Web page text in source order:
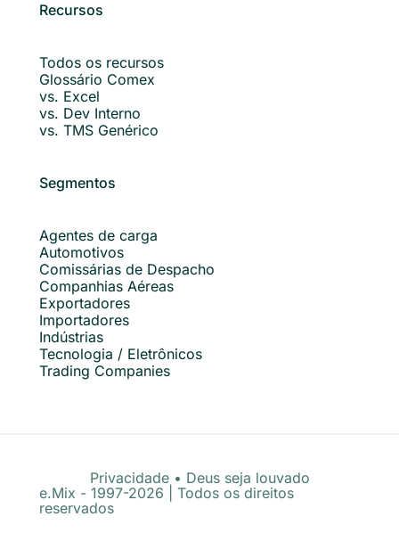
Recursos
Todos os recursos
Glossário Comex
vs. Excel
vs. Dev Interno
vs. TMS Genérico
Segmentos
Agentes de carga
Automotivos
Comissárias de Despacho
Companhias Aéreas
Exportadores
Importadores
Indústrias
Tecnologia / Eletrônicos
Trading Companies
Privacidade • Deus seja louvado
e.Mix - 1997-2026 | Todos os direitos
reservados